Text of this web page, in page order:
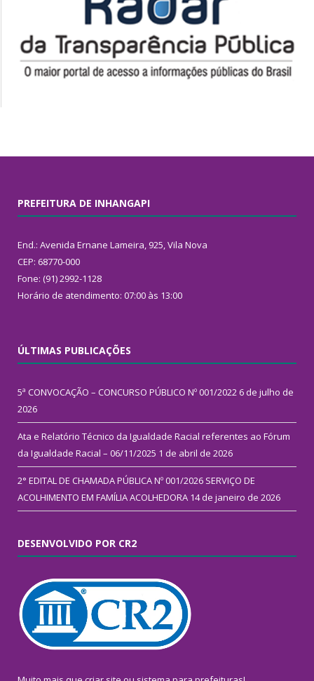
PREFEITURA DE INHANGAPI
End.: Avenida Ernane Lameira, 925, Vila Nova
CEP: 68770-000
Fone: (91) 2992-1128
Horário de atendimento: 07:00 às 13:00
ÚLTIMAS PUBLICAÇÕES
5ª CONVOCAÇÃO – CONCURSO PÚBLICO Nº 001/2022 6 de julho de
2026
Ata e Relatório Técnico da Igualdade Racial referentes ao Fórum
da Igualdade Racial – 06/11/2025 1 de abril de 2026
2° EDITAL DE CHAMADA PÚBLICA Nº 001/2026 SERVIÇO DE
ACOLHIMENTO EM FAMÍLIA ACOLHEDORA 14 de janeiro de 2026
DESENVOLVIDO POR CR2